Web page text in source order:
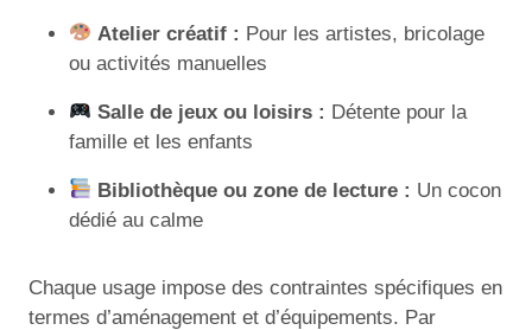
Atelier créatif : Pour les artistes, bricolage
ou activités manuelles
Salle de jeux ou loisirs : Détente pour la
famille et les enfants
Bibliothèque ou zone de lecture : Un cocon
dédié au calme
Chaque usage impose des contraintes spécifiques en
termes d’aménagement et d’équipements. Par